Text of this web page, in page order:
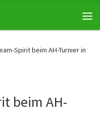
Spirit beim AH-Turnier in
beim AH-